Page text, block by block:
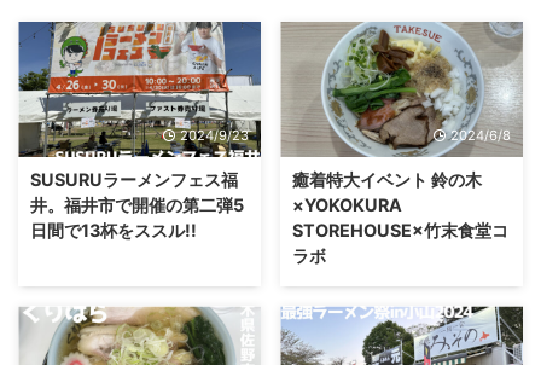
2024/9/23
SUSURUラーメンフェス福
井。福井市で開催の第二弾5
日間で13杯をススル!!
2024/6/8
癒着特大イベント 鈴の木
×YOKOKURA
STOREHOUSE×竹末食堂コ
ラボ